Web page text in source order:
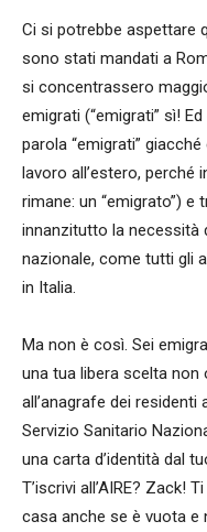
Ci si potrebbe aspettare
sono stati mandati a
si concentrassero
emigrati (“emigrati” sì!
parola “emigrati”
lavoro all’estero, perché
rimane: un “emigrato”) e
innanzitutto la necessità
nazionale, come tutti gli
in Italia.
Ma non è così. Sei
una tua libera scelta non
all’anagrafe dei residenti
Servizio Sanitario
una carta d’identità dal
T’iscrivi all’AIRE? Zack!
casa anche se è vuota e